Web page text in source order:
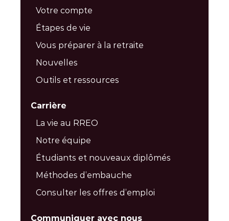
Votre compte
Étapes de vie
Vous préparer à la retraite
Nouvelles
Outils et ressources
Carrière
La vie au RREO
Notre équipe
Étudiants et nouveaux diplômés
Méthodes d’embauche
Consulter les offres d’emploi
Communiquer avec nous